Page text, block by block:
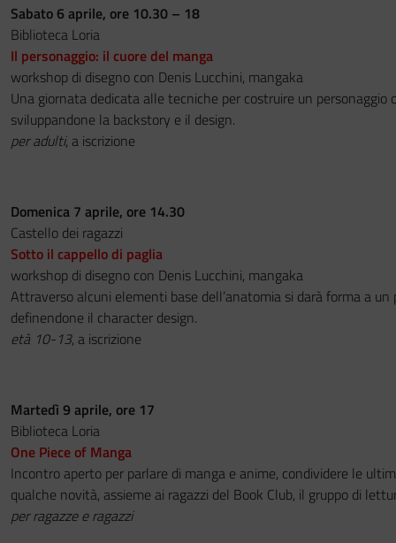
Sabato 6 aprile, ore 10.30 – 18
Biblioteca Loria
Il personaggio: il cuore del manga
workshop di disegno con Denis Lucchini, mangaka
Una giornata dedicata alle tecniche per costruire un personaggio
sviluppandone la backstory e il design.
per adulti, a iscrizione
Domenica 7 aprile, ore 14.30
Castello dei ragazzi
Sotto il cappello di paglia
workshop di disegno con Denis Lucchini, mangaka
Attraverso alcuni elementi base dell’anatomia si darà forma a un
definendone il character design.
età 10-13, a iscrizione
Martedì 9 aprile, ore 17
Biblioteca Loria
One Piece of Manga
Incontro aperto per parlare di manga e anime, condividere le
qualche novità, assieme ai ragazzi del Book Club, il gruppo di
per ragazze e ragazzi